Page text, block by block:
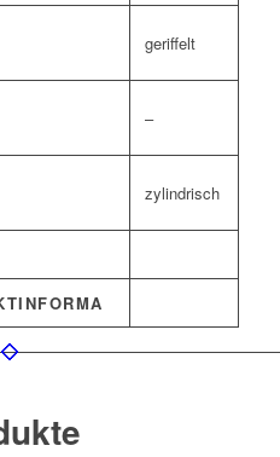
geriffelt
–
zylindrisch